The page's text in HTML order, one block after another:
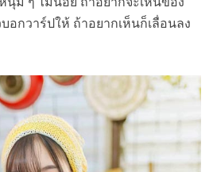
บอกวาร์ปให้ ถ้าอยากเห็นก็เลื่อนลง